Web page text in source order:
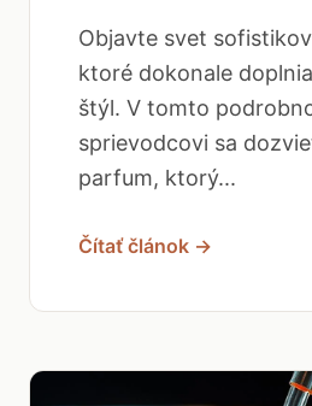
Objavte svet
ktoré dokonale
štýl. V tomto
sprievodcovi sa
parfum, ktorý...
Čítať článok →